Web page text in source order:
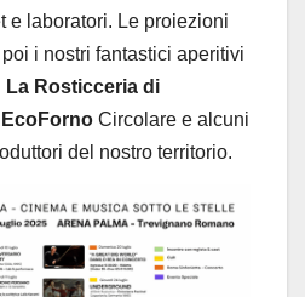
e laboratori. Le proiezioni
i nostri fantastici aperitivi
La Rosticceria di
EcoForno Circolare e alcuni
del nostro territorio.